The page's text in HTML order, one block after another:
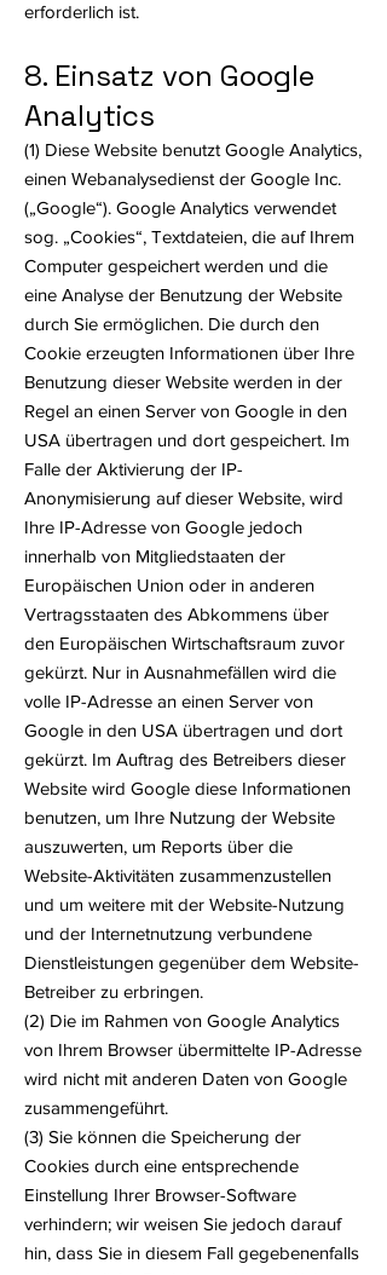
erforderlich ist.
8. Einsatz von Google
Analytics
(1) Diese Website benutzt Google Analytics,
einen Webanalysedienst der Google Inc.
(„Google“). Google Analytics verwendet
sog. „Cookies“, Textdateien, die auf Ihrem
Computer gespeichert werden und die
eine Analyse der Benutzung der Website
durch Sie ermöglichen. Die durch den
Cookie erzeugten Informationen über Ihre
Benutzung dieser Website werden in der
Regel an einen Server von Google in den
USA übertragen und dort gespeichert. Im
Falle der Aktivierung der IP-
Anonymisierung auf dieser Website, wird
Ihre IP-Adresse von Google jedoch
innerhalb von Mitgliedstaaten der
Europäischen Union oder in anderen
Vertragsstaaten des Abkommens über
den Europäischen Wirtschaftsraum zuvor
gekürzt. Nur in Ausnahmefällen wird die
volle IP-Adresse an einen Server von
Google in den USA übertragen und dort
gekürzt. Im Auftrag des Betreibers dieser
Website wird Google diese Informationen
benutzen, um Ihre Nutzung der Website
auszuwerten, um Reports über die
Website-Aktivitäten zusammenzustellen
und um weitere mit der Website-Nutzung
und der Internetnutzung verbundene
Dienstleistungen gegenüber dem Website-
Betreiber zu erbringen.
(2) Die im Rahmen von Google Analytics
von Ihrem Browser übermittelte IP-Adresse
wird nicht mit anderen Daten von Google
zusammengeführt.
(3) Sie können die Speicherung der
Cookies durch eine entsprechende
Einstellung Ihrer Browser-Software
verhindern; wir weisen Sie jedoch darauf
hin, dass Sie in diesem Fall gegebenenfalls